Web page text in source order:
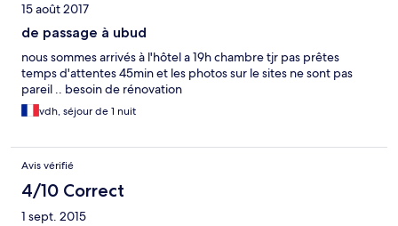
15 août 2017
de passage à ubud
nous sommes arrivés à l'hôtel a 19h chambre tjr pas prêtes
temps d'attentes 45min et les photos sur le sites ne sont pas
pareil .. besoin de rénovation
vdh, séjour de 1 nuit
Avis vérifié
4/10 Correct
1 sept. 2015